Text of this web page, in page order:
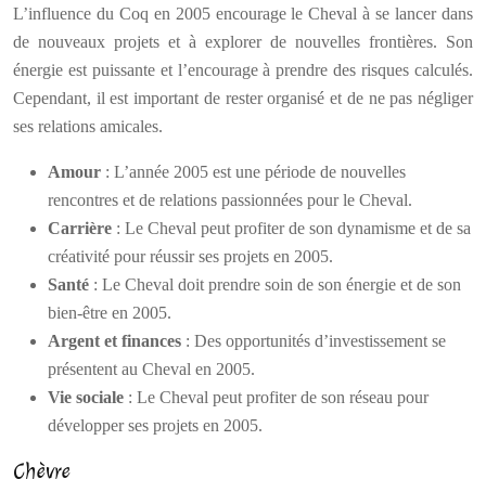
L’influence du Coq en 2005 encourage le Cheval à se lancer dans
de nouveaux projets et à explorer de nouvelles frontières. Son
énergie est puissante et l’encourage à prendre des risques calculés.
Cependant, il est important de rester organisé et de ne pas négliger
ses relations amicales.
Amour : L’année 2005 est une période de nouvelles
rencontres et de relations passionnées pour le Cheval.
Carrière : Le Cheval peut profiter de son dynamisme et de sa
créativité pour réussir ses projets en 2005.
Santé : Le Cheval doit prendre soin de son énergie et de son
bien-être en 2005.
Argent et finances : Des opportunités d’investissement se
présentent au Cheval en 2005.
Vie sociale : Le Cheval peut profiter de son réseau pour
développer ses projets en 2005.
Chèvre